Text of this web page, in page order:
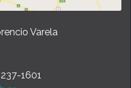
Varela
1601